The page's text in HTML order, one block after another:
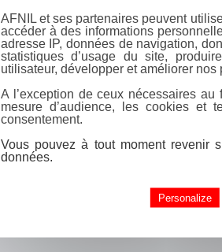
AFNIL et ses partenaires peuvent
accéder à des informations
adresse IP, données de navigation,
statistiques d’usage du site,
utilisateur, développer et améliorer nos
A l’exception de ceux nécessaires
mesure d’audience, les cookies et
consentement.
Vous pouvez à tout moment revenir
données.
Personalize